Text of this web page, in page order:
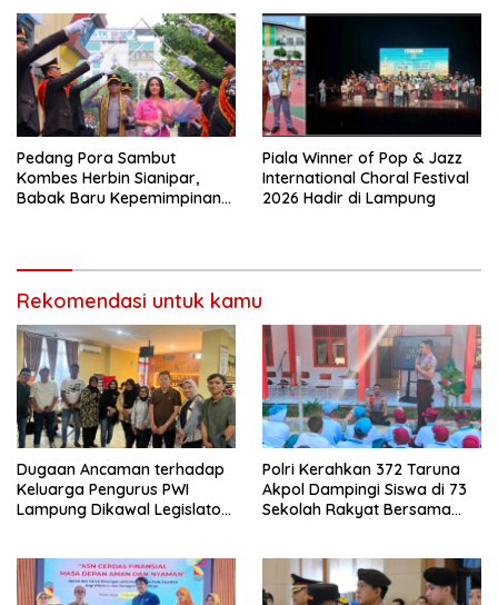
Pedang Pora Sambut
Kombes Herbin Sianipar,
Babak Baru Kepemimpinan
Piala Winner of Pop & Jazz
International Choral Festival
2026 Hadir di Lampung
Rekomendasi untuk kamu
Dugaan Ancaman terhadap
Keluarga Pengurus PWI
Lampung Dikawal Legislator
Polri Kerahkan 372 Taruna
Akpol Dampingi Siswa di 73
Sekolah Rakyat Bersama